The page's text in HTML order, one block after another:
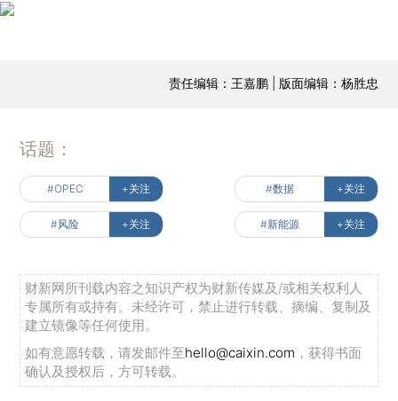
责任编辑：王嘉鹏 | 版面编辑：杨胜忠
话题：
#OPEC +关注 #数据 +关注
#风险 +关注 #新能源 +关注
财新网所刊载内容之知识产权为财新传媒及/或相关权利人
专属所有或持有。未经许可，禁止进行转载、摘编、复制及
建立镜像等任何使用。
如有意愿转载，请发邮件至hello@caixin.com ，获得书面
确认及授权后，方可转载。